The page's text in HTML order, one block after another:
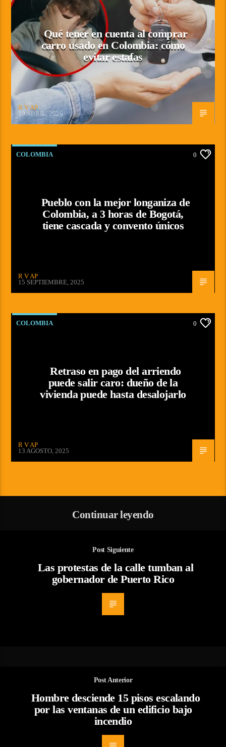
Qué tener en cuenta al comprar
carro usado en Colombia: cómo
evitar estafas
R V AP
19 ABRIL, 2026
COLOMBIA 0
Pueblo con la mejor longaniza de
Colombia, a 3 horas de Bogotá,
tiene cascada y convento únicos
R V AP
15 SEPTIEMBRE, 2025
COLOMBIA 0
Retraso en pago del arriendo
puede salir caro: dueño de la
vivienda puede hasta desalojarlo
R V AP
13 AGOSTO, 2025
Continuar leyendo
Post Siguiente
Las protestas de la calle tumban al
gobernador de Puerto Rico
Post Anterior
Hombre desciende 15 pisos escalando
por las ventanas de un edificio bajo
incendio